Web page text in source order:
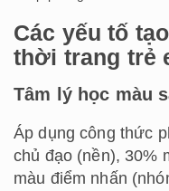
Các yếu tố
thời trang trẻ
Tâm lý học màu
Áp dụng công thức
chủ đạo (nền), 30%
màu điểm nhấn